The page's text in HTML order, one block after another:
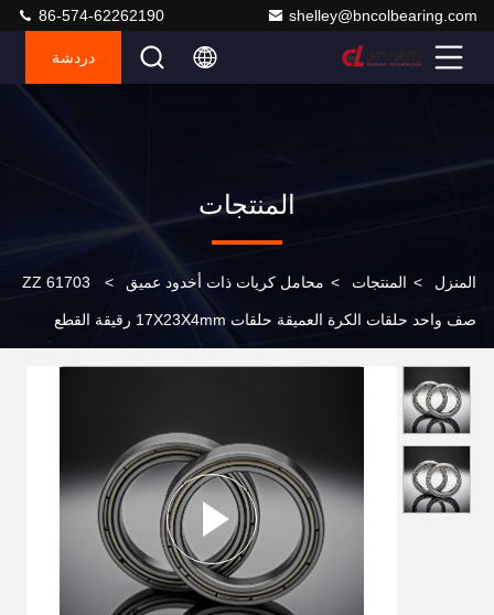
shelley@bncolbearing.com
86-574-62262190
دردشة
المنتجات
المنزل > المنتجات > محامل كريات ذات أخدود عميق >
61703 ZZ
صف واحد حلقات الكرة العميقة حلقات 17X23X4mm رقيقة القطع